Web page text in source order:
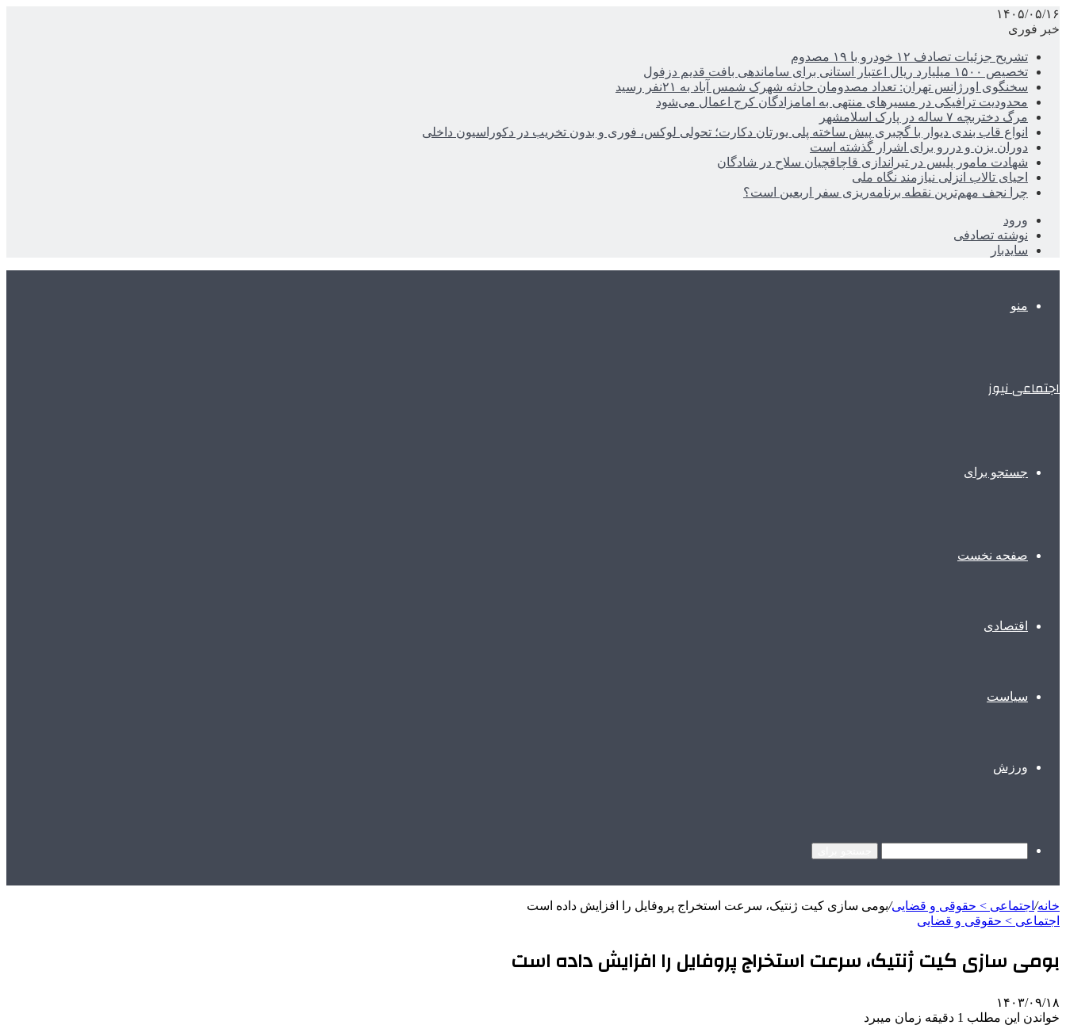
۱۴۰۵/۰۵/۱۶
خبر فوری
تشریح جزئیات تصادف ۱۲ خودرو با ۱۹ مصدوم
تخصیص ۱۵۰۰ میلیارد ریال اعتبار استانی برای ساماندهی بافت قدیم دزفول
سخنگوی اورژانس تهران: تعداد مصدومان حادثه شهرک شمس آباد به ۲۱نفر رسید
محدودیت ترافیکی در مسیرهای منتهی به امامزادگان کرج اعمال می‌شود
مرگ دختربچه ۷ ساله در پارک اسلامشهر
انواع قاب بندی دیوار با گچبری پیش ساخته پلی یورتان دکارت؛ تحولی لوکس، فوری و بدون تخریب در دکوراسیون داخلی
دوران بزن و دررو برای اشرار گذشته است
شهادت مامور پلیس در تیراندازی قاچاقچیان سلاح در شادگان
احیای تالاب انزلی نیازمند نگاه ملی
چرا نجف مهم‌ترین نقطه برنامه‌ریزی سفر اربعین است؟
ورود
نوشته تصادفی
سایدبار
منو
اجتماعی نیوز
جستجو برای
صفحه نخست
اقتصادی
سیاست
ورزش
خانه/ اجتماعی > حقوقی و قضایی/بومی سازی کیت ژنتیک، سرعت استخراج پروفایل را افزایش داده است
اجتماعی > حقوقی و قضایی
بومی سازی کیت ژنتیک، سرعت استخراج پروفایل را افزایش داده است
۱۴۰۳/۰۹/۱۸
خواندن این مطلب 1 دقیقه زمان میبرد